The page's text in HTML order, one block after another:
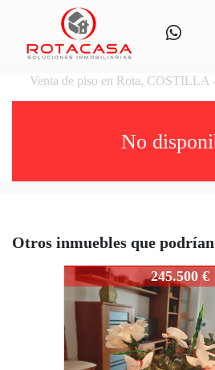
Venta de piso en Rota,
No
Otros inmuebles que
2025_25-RV205-10/
245.500 €